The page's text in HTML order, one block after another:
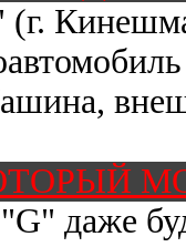
(г.
даже